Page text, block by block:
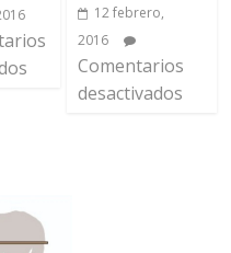
12 febrero,
2016
Comentarios
desactivados